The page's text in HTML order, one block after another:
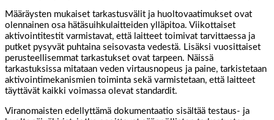
Määräysten mukaiset tarkastusvälit ja huoltovaatimukset ovat
olennainen osa hätäsuihkulaitteiden ylläpitoa. Viikottaiset
aktivointitestit varmistavat, että laitteet toimivat tarvittaessa ja
putket pysyvät puhtaina seisovasta vedestä. Lisäksi vuosittaiset
perusteellisemmat tarkastukset ovat tarpeen. Näissä
tarkastuksissa mitataan veden virtausnopeus ja paine, tarkistetaan
aktivointimekanismien toiminta sekä varmistetaan, että laitteet
täyttävät kaikki voimassa olevat standardit.
Viranomaisten edellyttämä dokumentaatio sisältää testaus- ja